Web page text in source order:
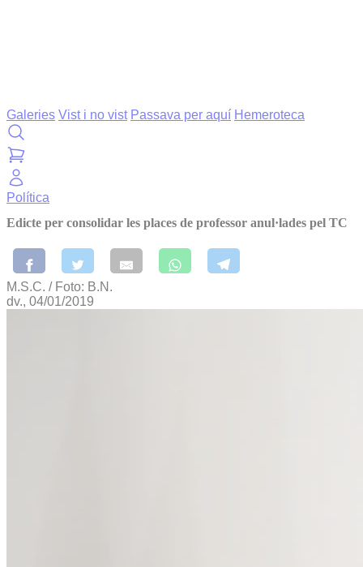
Galeries Vist i no vist Passava per aquí Hemeroteca
Política
Edicte per consolidar les places de professor anul·lades pel TC
M.S.C. / Foto: B.N.
dv., 04/01/2019